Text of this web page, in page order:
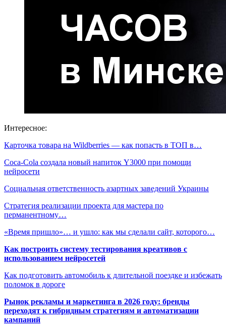
Интересное:
Карточка товара на Wildberries — как попасть в ТОП в…
Coca-Cola создала новый напиток Y3000 при помощи
нейросети
Социальная ответственность азартных заведений Украины
Стратегия реализации проекта для мастера по
перманентному…
«‎Время пришло»… и ушло: как мы сделали сайт, которого…
Как построить систему тестирования креативов с
использованием нейросетей
Как подготовить автомобиль к длительной поездке и избежать
поломок в дороге
Рынок рекламы и маркетинга в 2026 году: бренды
переходят к гибридным стратегиям и автоматизации
кампаний